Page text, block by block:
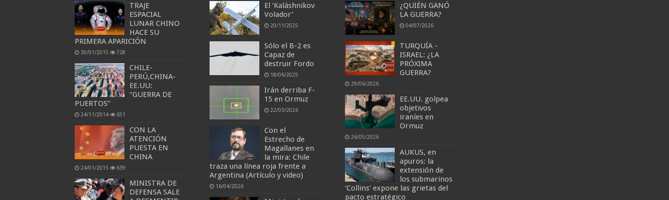
TRAJE
ESPACIAL
LUNAR CHINO
HACE SU
PRIMERA APARICIÓN
30/01/2015 728
CHILE-
PERÚ,CHINA-
EE.UU:
“GUERRA DE
PUERTOS”
24/11/2014 651
CON LA
ATENCIÓN
PUESTA EN
CHINA
24/01/2015 639
MINISTRA DE
DEFENSA SALE
El ‘Kaláshnikov
Volador’
20/11/2025
Sólo el B-2 es
Capaz de
destruir Fordo
18/06/2025
Irán derriba F-
15 en Ormuz
22/03/2026
Con el
Estrecho de
Magallanes en
la mira: Chile
traza una línea roja frente a
Argentina (Artículo y video)
16/04/2026
¿QUIÉN GANÓ
LA GUERRA?
04/07/2026
TURQUÍA -
ISRAEL: ¿LA
PRÓXIMA
GUERRA?
29/06/2026
EE.UU. golpea
objetivos
iraníes en
Ormuz
26/05/2026
AUKUS, en
apuros: la
extensión de
los submarinos
‘Collins’ expone las grietas del
pacto estratégico